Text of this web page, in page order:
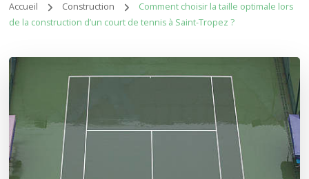
Accueil Construction
Comment choisir la taille optimale lors
de la construction d’un court de tennis à Saint-Tropez ?